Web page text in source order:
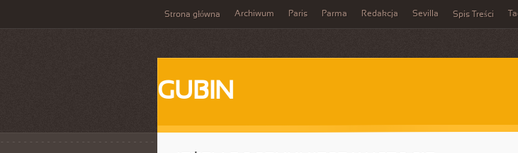
Strona główna Archiwum Paris Parma Redakcja Sevilla Spis Treści
GUBIN